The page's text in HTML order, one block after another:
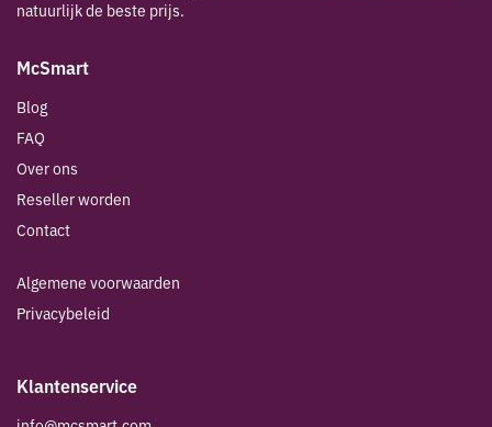
natuurlijk de beste prijs.
McSmart
Blog
FAQ
Over ons
Reseller worden
Contact
Algemene voorwaarden
Privacybeleid
Klantenservice